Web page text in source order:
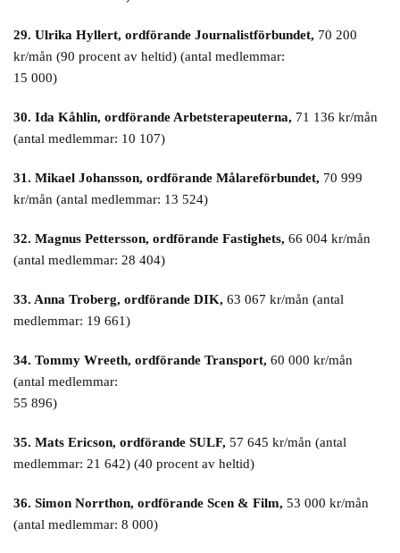
29. Ulrika Hyllert, ordförande Journalistförbundet, 70 200
kr/mån (90 procent av heltid) (antal medlemmar:
15 000)
30. Ida Kåhlin, ordförande Arbetsterapeuterna, 71 136 kr/mån
(antal medlemmar: 10 107)
31. Mikael Johansson, ordförande Målareförbundet, 70 999
kr/mån (antal medlemmar: 13 524)
32. Magnus Pettersson, ordförande Fastighets, 66 004 kr/mån
(antal medlemmar: 28 404)
33. Anna Troberg, ordförande DIK, 63 067 kr/mån (antal
medlemmar: 19 661)
34. Tommy Wreeth, ordförande Transport, 60 000 kr/mån
(antal medlemmar:
55 896)
35. Mats Ericson, ordförande SULF, 57 645 kr/mån (antal
medlemmar: 21 642) (40 procent av heltid)
36. Simon Norrthon, ordförande Scen & Film, 53 000 kr/mån
(antal medlemmar: 8 000)